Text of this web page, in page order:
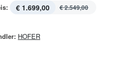
€ 1.699,00 € 2.549,00
HOFER